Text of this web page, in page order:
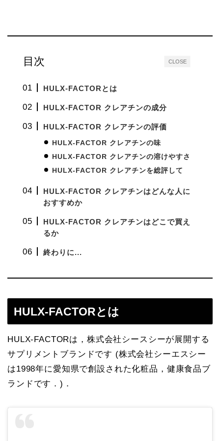
CLOSE
目次
HULX-FACTORとは
HULX-FACTOR クレアチンの成分
HULX-FACTOR クレアチンの評価
HULX-FACTOR クレアチンの味
HULX-FACTOR クレアチンの溶けやすさ
HULX-FACTOR クレアチンを総評して
HULX-FACTOR クレアチンはどんな人に
おすすめか
HULX-FACTOR クレアチンはどこで買え
るか
終わりに...
HULX-FACTORとは
HULX-FACTORは，株式会社シースシーが展開する
サプリメントブランドです (株式会社シーエスシー
は1998年に愛知県で創設された化粧品，健康食品ブ
ランドです．)．